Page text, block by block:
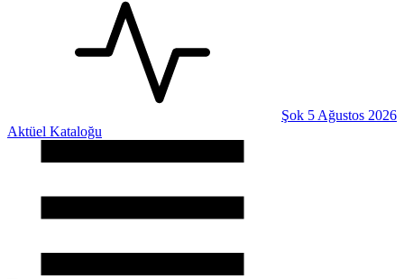
Şok 5 Ağustos 2026
Aktüel Kataloğu